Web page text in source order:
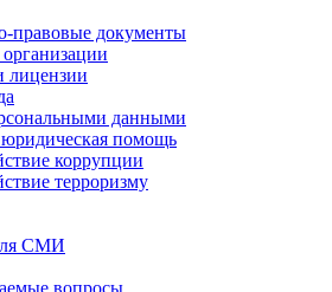
правовые документы
лицензии
данными
юридическая помощь
коррупции
терроризму
СМИ
вопросы